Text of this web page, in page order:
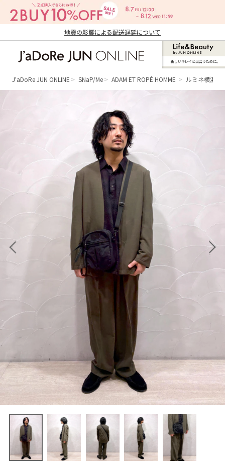
地震の影響による配送遅延について
ン オンライン）
新しいキレイと出合うために。
J'aDoRe JUN ONLINE SNaP/Me ADAM ET ROPÉ HOMME ルミネ横浜